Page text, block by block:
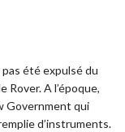
pas été expulsé du
Rover. A l’époque,
Government qui
d’instruments.